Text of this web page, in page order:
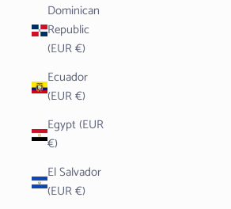
Dominican
Republic
(EUR €)
Ecuador
(EUR €)
Egypt (EUR
€)
El Salvador
(EUR €)